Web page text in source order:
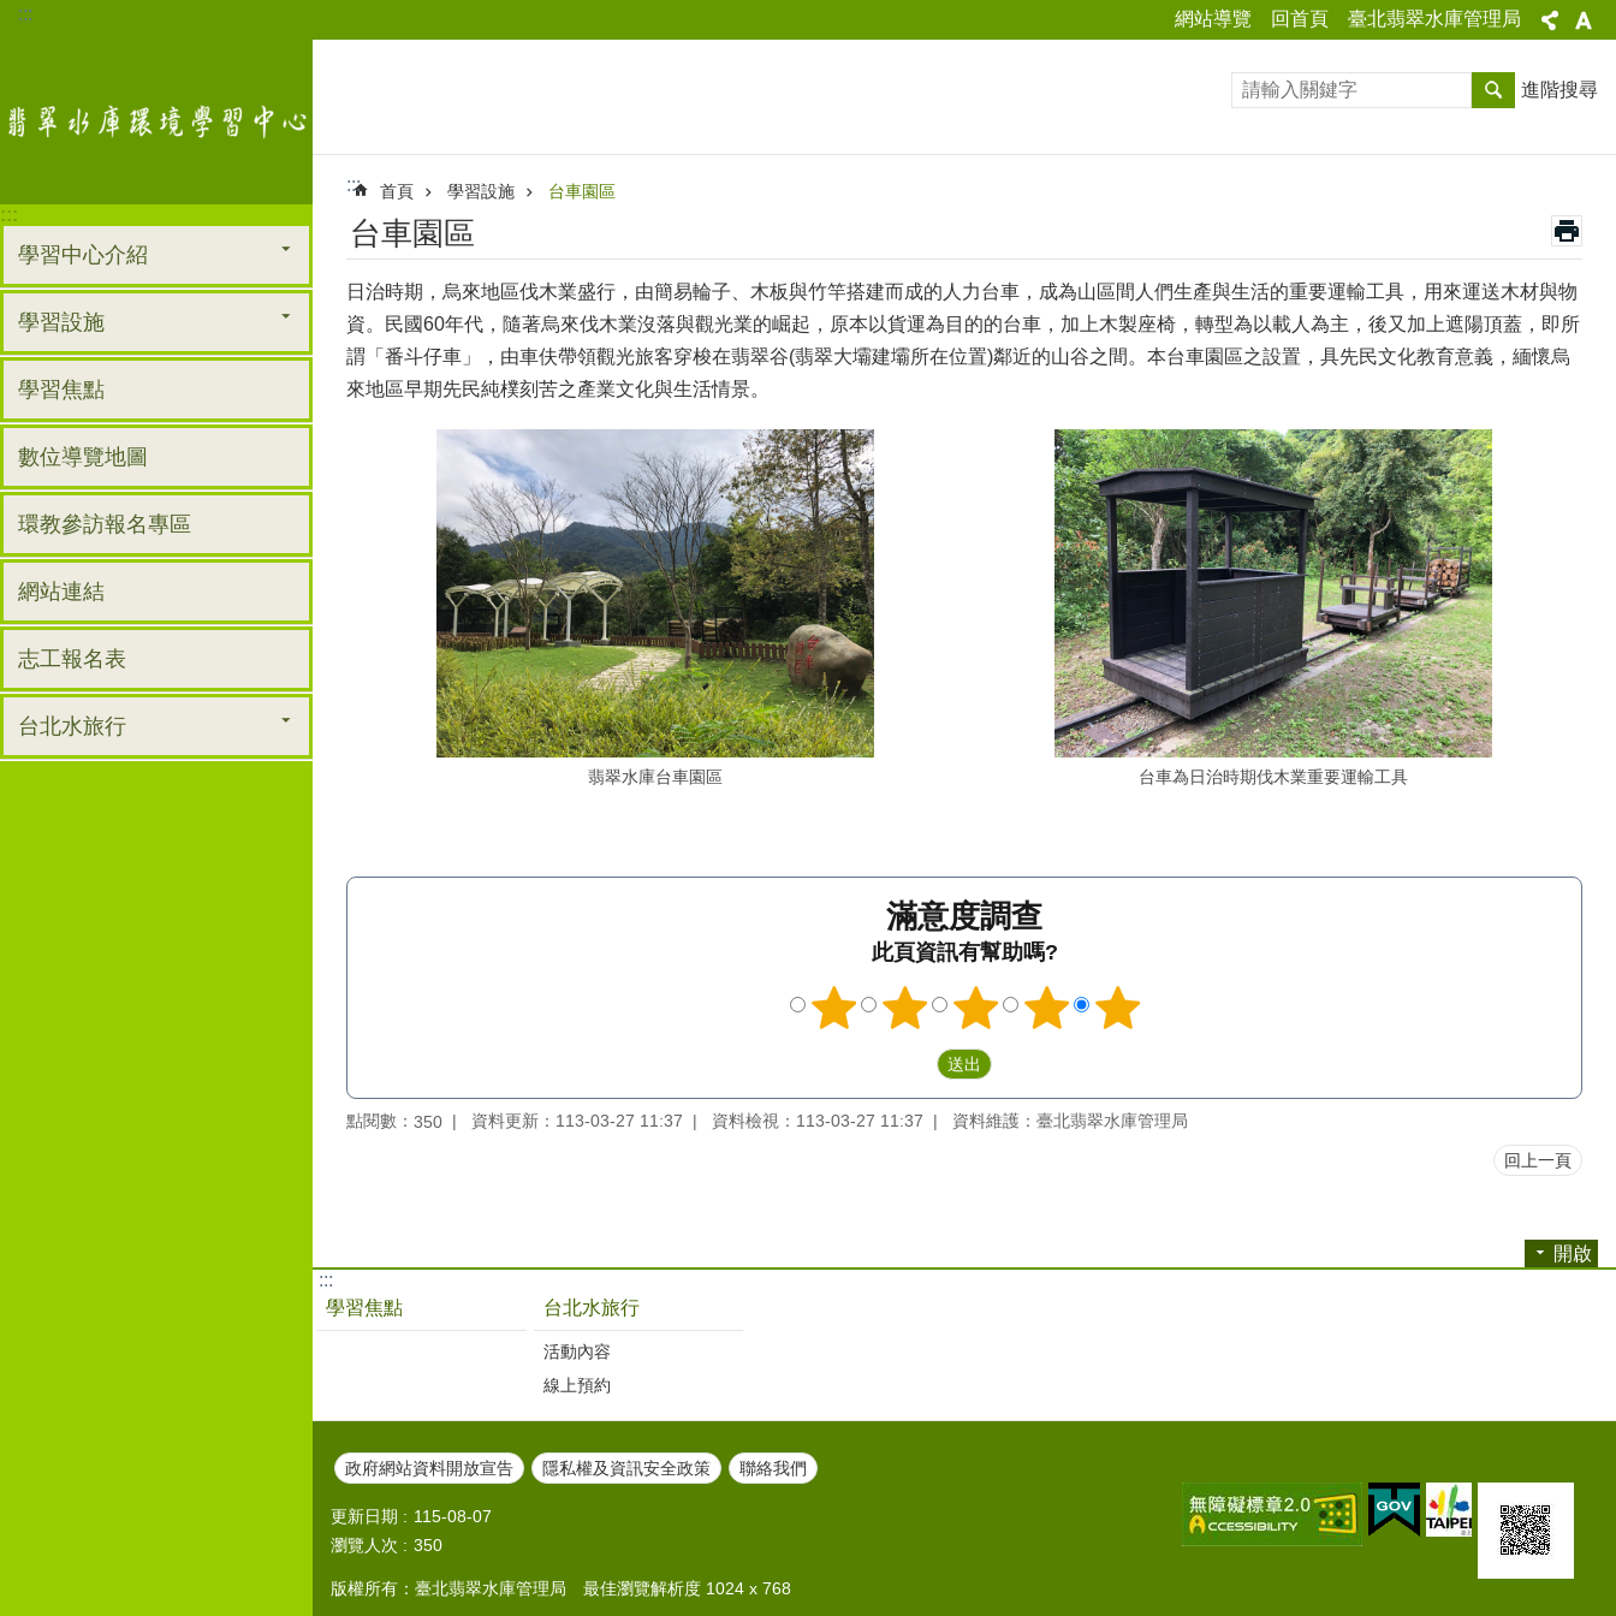
跳到主要內容區塊
::: 網站導覽 回首頁 臺北翡翠水庫管理局
:::
學習中心介紹
學習設施
學習焦點
數位導覽地圖
環教參訪報名專區
網站連結
志工報名表
台北水旅行
進階搜尋
::: 首頁 學習設施 台車園區
台車園區
日治時期，烏來地區伐木業盛行，由簡易輪子、木板與竹竿搭建而成的人力台車，成為山區間人們生產與生活的重要運輸工具，用來運送木材與物
資。民國60年代，隨著烏來伐木業沒落與觀光業的崛起，原本以貨運為目的的台車，加上木製座椅，轉型為以載人為主，後又加上遮陽頂蓋，即所
謂「番斗仔車」，由車伕帶領觀光旅客穿梭在翡翠谷(翡翠大壩建壩所在位置)鄰近的山谷之間。本台車園區之設置，具先民文化教育意義，緬懷烏
來地區早期先民純樸刻苦之產業文化與生活情景。
翡翠水庫台車園區 台車為日治時期伐木業重要運輸工具
滿意度調查
此頁資訊有幫助嗎?
點閱數： 350 資料更新：113-03-27 11:37 資料檢視：113-03-27 11:37 資料維護：臺北翡翠水庫管理局
回上一頁
開啟
:::
學習焦點
台北水旅行
活動內容
線上預約
政府網站資料開放宣告 隱私權及資訊安全政策 聯絡我們
更新日期
115-08-07
瀏覽人次
350
版權所有：臺北翡翠水庫管理局 最佳瀏覽解析度 1024 x 768